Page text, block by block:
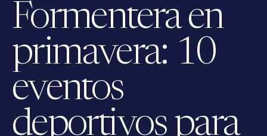
Formentera en
primavera: 10
eventos
deportivos para